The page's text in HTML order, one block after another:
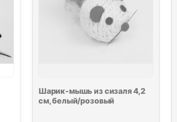
Шарик-мышь из сизаля 4,2
см, белый/розовый